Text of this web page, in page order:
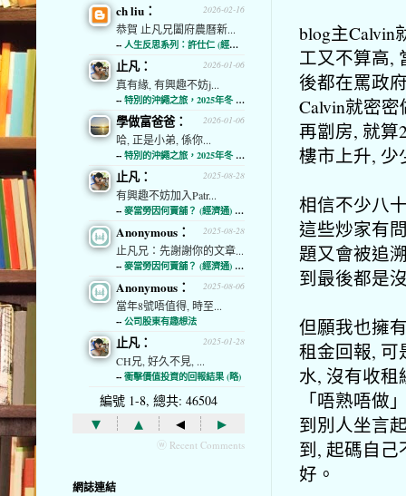
blog主
工又不算高,
後都在罵政
Calvin就密
再劏房, 就算
樓市上升, 少
相信不少八
這些炒家有
題又會被追
到最後都是
但願我也擁
租金回報, 可
水, 沒有收
「唔熟唔做
到別人坐言
到, 起碼自
好。
2026-02-16
ch liu：
恭賀 止凡兄闔府農曆新...
-- 人生反思系列：許仕仁 (經濟通)
2026-01-06
止凡：
真有緣, 有興趣不妨j...
-- 特別的沖繩之旅，2025年冬 (經濟通)
2026-01-06
學做富爸爸：
哈, 正是小弟, 係你...
-- 特別的沖繩之旅，2025年冬 (經濟通)
2025-08-28
止凡：
有興趣不妨加入Patr...
-- 麥當勞因何賣舖？ (經濟通) (略)
2025-08-28
Anonymous：
止凡兄：先謝謝你的文章...
-- 麥當勞因何賣舖？ (經濟通) (略)
2025-08-06
Anonymous：
當年8號唔值得, 時至...
-- 公司股東有趣想法
2025-01-28
止凡：
CH兄, 好久不見, ...
-- 衝擊價值投資的回報結果 (略)
編號 1-8, 總共: 46504
▾ ▴ ◂ ▸
ⓦ Recent Comments
網誌連結